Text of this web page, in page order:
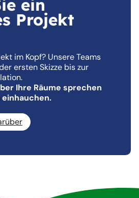
ein
Projekt
im Kopf? Unsere Teams
ersten Skizze bis zur
Ihre Räume sprechen